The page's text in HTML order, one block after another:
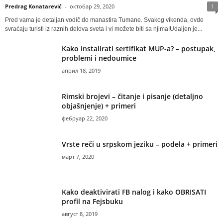
Predrag Konatarević - октобар 29, 2020 1
Pred vama je detaljan vodič do manastira Tumane. Svakog vikenda, ovde
svraćaju turisti iz raznih delova sveta i vi možete biti sa njima!Udaljen je...
Kako instalirati sertifikat MUP-a? – postupak,
problemi i nedoumice
април 18, 2019
Rimski brojevi – čitanje i pisanje (detaljno
objašnjenje) + primeri
фебруар 22, 2020
Vrste reči u srpskom jeziku – podela + primeri
март 7, 2020
Kako deaktivirati FB nalog i kako OBRISATI
profil na Fejsbuku
август 8, 2019